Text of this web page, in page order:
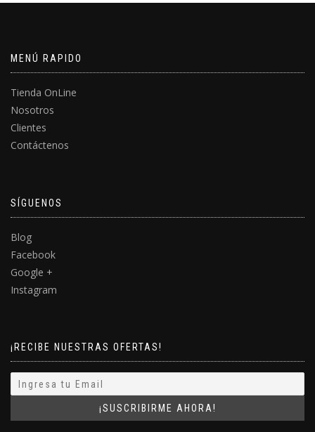
MENÚ RAPIDO
Tienda OnLine
Nosotros
Clientes
Contáctenos
SÍGUENOS
Blog
Facebook
Google +
Instagram
¡RECIBE NUESTRAS OFERTAS!